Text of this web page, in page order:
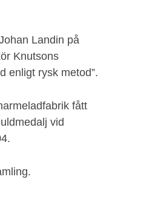
Landin på
Knutsons
enligt rysk metod”.
fått
vid